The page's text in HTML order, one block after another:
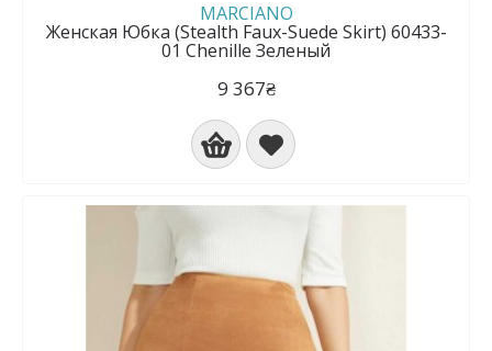
MARCIANO
Женская Юбка (Stealth Faux-Suede Skirt) 60433-
01 Chenille Зеленый
9 367₴